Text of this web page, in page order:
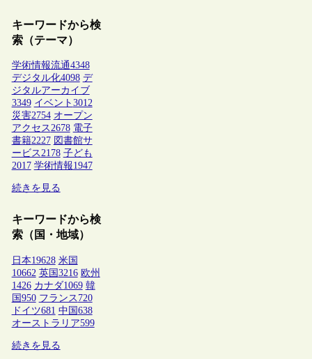
キーワードから検
索（テーマ）
学術情報流通4348
デジタル化4098 デ
ジタルアーカイブ
3349 イベント 3012
災害2754 オープン
アクセス2678 電子
書籍2227 図書館サ
ービス2178 子ども
2017 学術情報1947
続きを見る
キーワードから検
索（国・地域）
日本19628 米国
10662 英国 3216 欧州
1426 カナダ1069 韓
国 950 フランス 720
ドイツ681 中国 638
オーストラリア599
続きを見る